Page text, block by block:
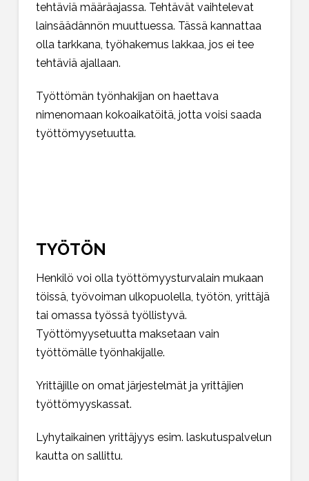
tehtäviä määräajassa. Tehtävät vaihtelevat
lainsäädännön muuttuessa. Tässä kannattaa
olla tarkkana, työhakemus lakkaa, jos ei tee
tehtäviä ajallaan.
Työttömän työnhakijan on haettava
nimenomaan kokoaikatöitä, jotta voisi saada
työttömyysetuutta.
TYÖTÖN
Henkilö voi olla työttömyysturvalain mukaan
töissä, työvoiman ulkopuolella, työtön, yrittäjä
tai omassa työssä työllistyvä.
Työttömyysetuutta maksetaan vain
työttömälle työnhakijalle.
Yrittäjille on omat järjestelmät ja yrittäjien
työttömyyskassat.
Lyhytaikainen yrittäjyys esim. laskutuspalvelun
kautta on sallittu.